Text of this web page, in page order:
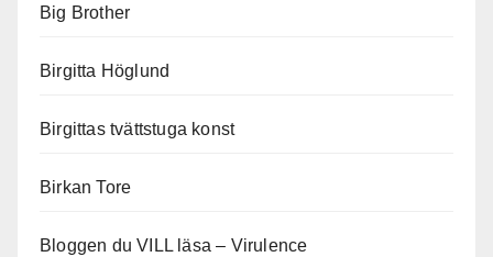
Big Brother
Birgitta Höglund
Birgittas tvättstuga konst
Birkan Tore
Bloggen du VILL läsa – Virulence